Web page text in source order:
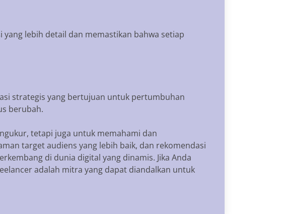
lebih detail dan memastikan bahwa setiap
strategis yang bertujuan untuk pertumbuhan
berubah.
tetapi juga untuk memahami dan
target audiens yang lebih baik, dan rekomendasi
di dunia digital yang dinamis. Jika Anda
adalah mitra yang dapat diandalkan untuk